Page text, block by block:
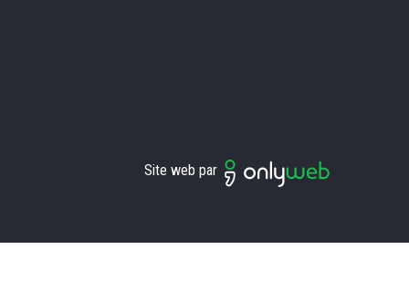
Site web par